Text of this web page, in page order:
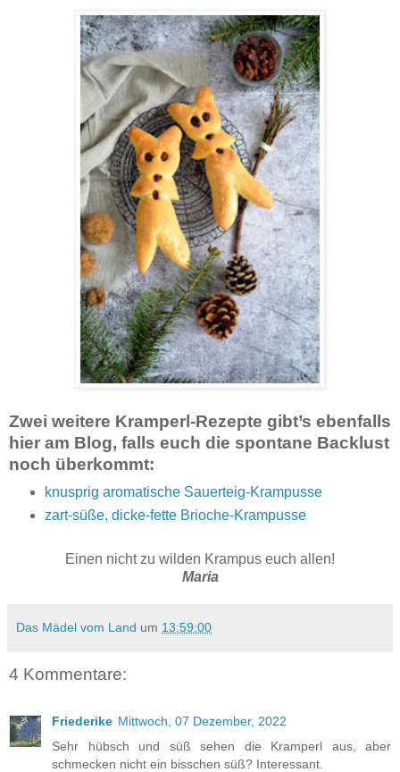
Zwei weitere Kramperl-Rezepte gibt’s ebenfalls
hier am Blog, falls euch die spontane Backlust
noch überkommt:
knusprig aromatische Sauerteig-Krampusse
zart-süße, dicke-fette Brioche-Krampusse
Einen nicht zu wilden Krampus euch allen!
Maria
Das Mädel vom Land um 13:59:00
4 Kommentare:
Friederike Mittwoch, 07 Dezember, 2022
Sehr hübsch und süß sehen die Kramperl aus, aber
schmecken nicht ein bisschen süß? Interessant.